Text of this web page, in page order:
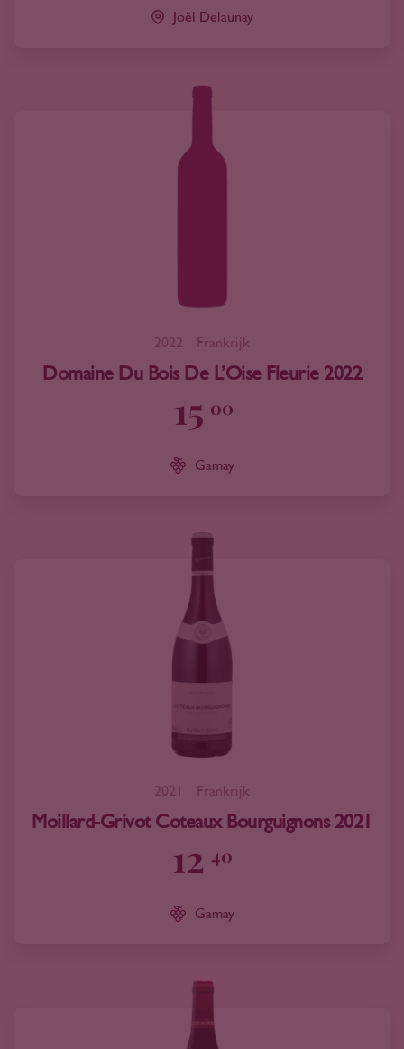
Joël Delaunay
2022 Frankrijk
Domaine Du Bois De L’Oise Fleurie 2022
15 00
Gamay
2021 Frankrijk
Moillard-Grivot Coteaux Bourguignons 2021
12 40
Gamay